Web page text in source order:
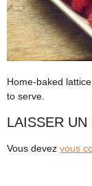
Home-baked
to serve.
LAISSER
Vous devez vous